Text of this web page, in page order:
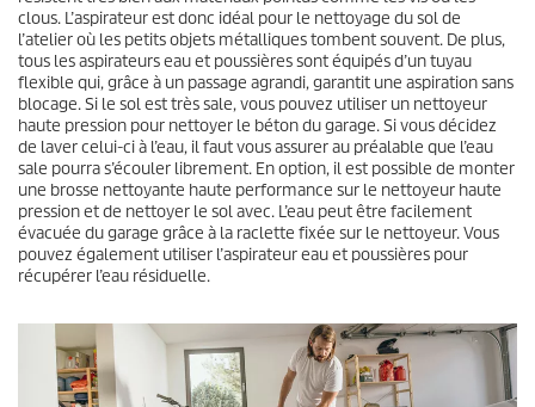
clous. L’aspirateur est donc idéal pour le nettoyage du sol de
l’atelier où les petits objets métalliques tombent souvent. De plus,
tous les aspirateurs eau et poussières sont équipés d’un tuyau
flexible qui, grâce à un passage agrandi, garantit une aspiration sans
blocage. Si le sol est très sale, vous pouvez utiliser un nettoyeur
haute pression pour nettoyer le béton du garage. Si vous décidez
de laver celui-ci à l’eau, il faut vous assurer au préalable que l’eau
sale pourra s’écouler librement. En option, il est possible de monter
une brosse nettoyante haute performance sur le nettoyeur haute
pression et de nettoyer le sol avec. L’eau peut être facilement
évacuée du garage grâce à la raclette fixée sur le nettoyeur. Vous
pouvez également utiliser l’aspirateur eau et poussières pour
récupérer l’eau résiduelle.